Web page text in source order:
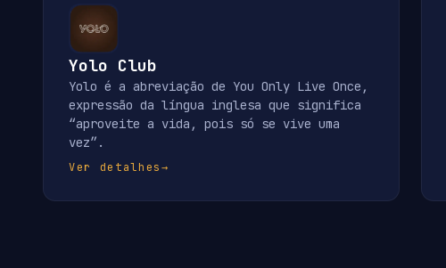
Yolo Club
Yolo é a abreviação de You Only Live Once,
expressão da língua inglesa que significa
“aproveite a vida, pois só se vive uma
vez”.
Ver detalhes→